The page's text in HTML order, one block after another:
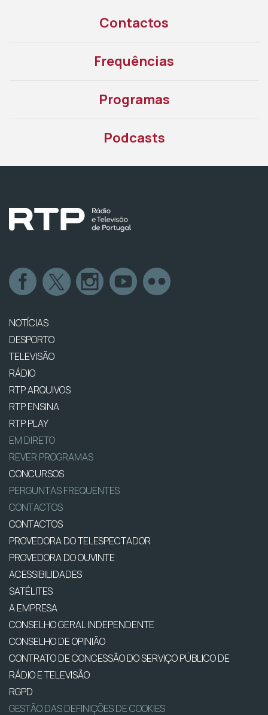
Contactos
Frequências
Programas
Podcasts
NOTÍCIAS
DESPORTO
TELEVISÃO
RÁDIO
RTP ARQUIVOS
RTP ENSINA
RTP PLAY
EM DIRETO
REVER PROGRAMAS
CONCURSOS
PERGUNTAS FREQUENTES
CONTACTOS
CONTACTOS
PROVEDORA DO TELESPECTADOR
PROVEDORA DO OUVINTE
ACESSIBILIDADES
SATÉLITES
A EMPRESA
CONSELHO GERAL INDEPENDENTE
CONSELHO DE OPINIÃO
CONTRATO DE CONCESSÃO DO SERVIÇO PÚBLICO DE
RÁDIO E TELEVISÃO
RGPD
GESTÃO DAS DEFINIÇÕES DE COOKIES